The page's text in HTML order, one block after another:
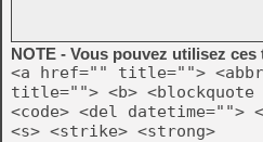
NOTE - Vous pouvez utilisez
<a href="" title="">
title=""> <b>
<code> <del datetime="">
<s> <strike> <strong>